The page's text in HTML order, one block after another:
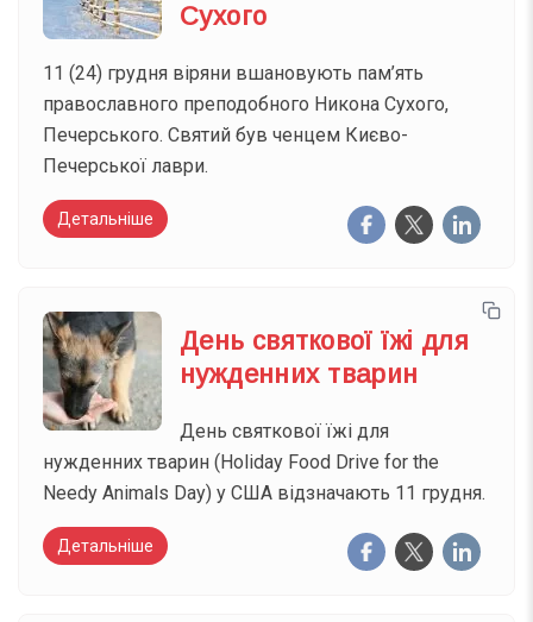
Сухого
11 (24) грудня віряни вшановують пам’ять
православного преподобного Никона Сухого,
Печерського. Святий був ченцем Києво-
Печерської лаври.
Детальніше
День святкової їжі для
нужденних тварин
День святкової їжі для
нужденних тварин (Holiday Food Drive for the
Needy Animals Day) у США відзначають 11 грудня.
Детальніше